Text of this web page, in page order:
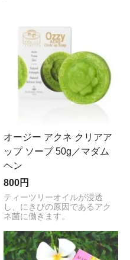
オージー アクネ クリアア
ップ ソープ 50g／マダム
ヘン
800円
ティーツリーオイルが浸透
し、にきびの原因であるアク
ネ菌に働きます。